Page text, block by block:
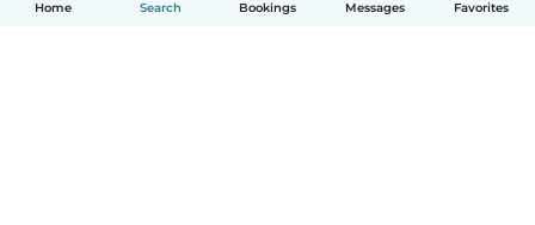
Home Search Bookings Messages Favorites